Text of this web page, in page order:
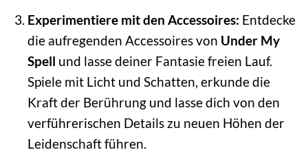
Experimentiere mit den Accessoires: Entdecke
die aufregenden Accessoires von Under My
Spell und lasse deiner Fantasie freien Lauf.
Spiele mit Licht und Schatten, erkunde die
Kraft der Berührung und lasse dich von den
verführerischen Details zu neuen Höhen der
Leidenschaft führen.